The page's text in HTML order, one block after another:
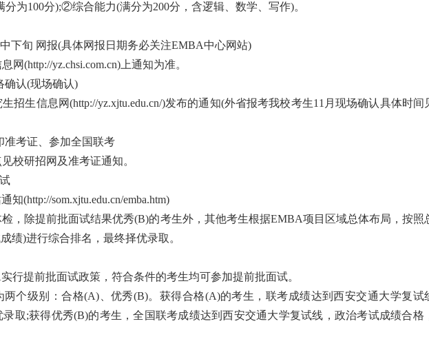
为100分);②综合能力(满分为200分，含逻辑、数学、写作)。
下旬 网报(具体网报日期务必关注EMBA中心网站)
网(http://yz.chsi.com.cn)上通知为准。
确认(现场确认)
招生信息网(http://yz.xjtu.edu.cn/)发布的通知(外省报考我校考生11月现场确认具体时间
准考证、参加全国联考
校研招网及准考证通知。
知(http://som.xjtu.edu.cn/emba.htm)
，除提前批面试结果优秀(B)的考生外，其他考生根据EMBA项目区域总体布局，按照
绩)进行综合排名，最终择优录取。
行提前批面试政策，符合条件的考生均可参加提前批面试。
两个级别：合格(A)、优秀(B)。获得合格(A)的考生，联考成绩达到西安交通大学复试
取;获得优秀(B)的考生，全国联考成绩达到西安交通大学复试线，政治考试成绩合格